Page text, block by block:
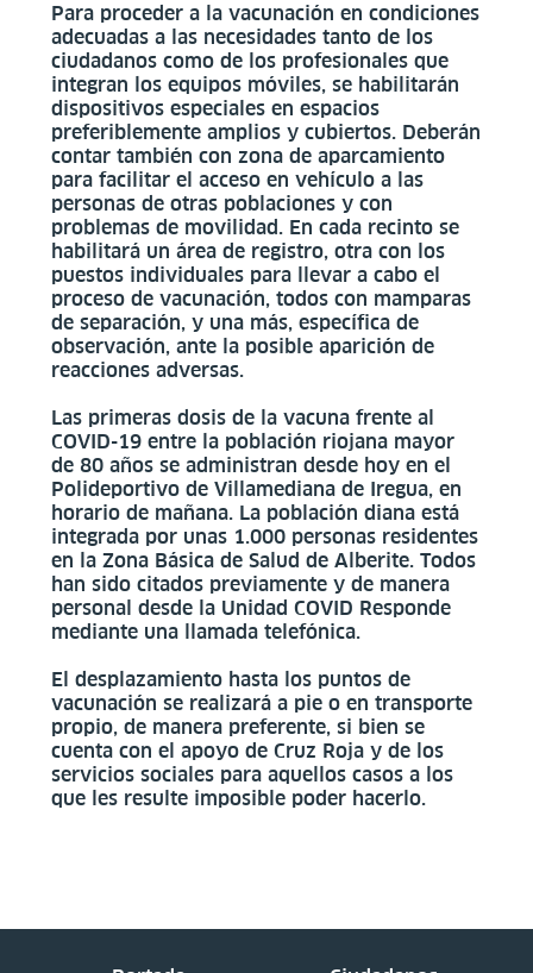
Para proceder a la vacunación en condiciones
adecuadas a las necesidades tanto de los
ciudadanos como de los profesionales que
integran los equipos móviles, se habilitarán
dispositivos especiales en espacios
preferiblemente amplios y cubiertos. Deberán
contar también con zona de aparcamiento
para facilitar el acceso en vehículo a las
personas de otras poblaciones y con
problemas de movilidad. En cada recinto se
habilitará un área de registro, otra con los
puestos individuales para llevar a cabo el
proceso de vacunación, todos con mamparas
de separación, y una más, específica de
observación, ante la posible aparición de
reacciones adversas.
Las primeras dosis de la vacuna frente al
COVID-19 entre la población riojana mayor
de 80 años se administran desde hoy en el
Polideportivo de Villamediana de Iregua, en
horario de mañana. La población diana está
integrada por unas 1.000 personas residentes
en la Zona Básica de Salud de Alberite. Todos
han sido citados previamente y de manera
personal desde la Unidad COVID Responde
mediante una llamada telefónica.
El desplazamiento hasta los puntos de
vacunación se realizará a pie o en transporte
propio, de manera preferente, si bien se
cuenta con el apoyo de Cruz Roja y de los
servicios sociales para aquellos casos a los
que les resulte imposible poder hacerlo.